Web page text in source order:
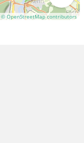
© OpenStreetMap contributors